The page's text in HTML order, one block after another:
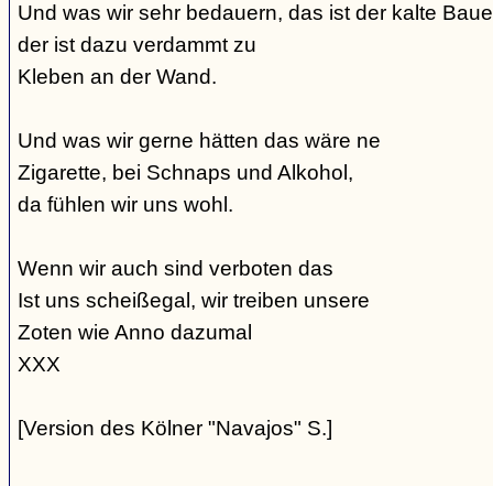
Und was wir sehr bedauern, das ist der kalte
der ist dazu verdammt zu
Kleben an der Wand.
Und was wir gerne hätten das wäre ne
Zigarette, bei Schnaps und Alkohol,
da fühlen wir uns wohl.
Wenn wir auch sind verboten das
Ist uns scheißegal, wir treiben unsere
Zoten wie Anno dazumal
XXX
[Version des Kölner "Navajos" S.]